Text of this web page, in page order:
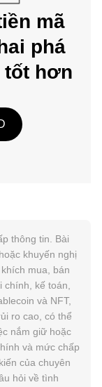
mã
phá
tốt hơn
thông tin. Bài
khuyến nghị
mua, bán
kế toán,
và NFT,
ro cao, có thể
nắm giữ hoặc
và mức chấp
của chuyên
hỏi về tình